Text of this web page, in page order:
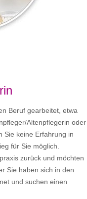
Beruf gearbeitet, etwa
Altenpflegerin oder
Sie keine Erfahrung in
für Sie möglich.
zurück und möchten
Sie haben sich in den
und suchen einen